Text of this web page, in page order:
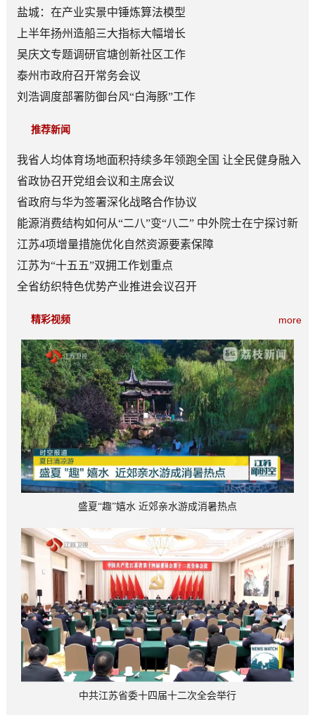
盐城：在产业实景中锤炼算法模型
上半年扬州造船三大指标大幅增长
吴庆文专题调研官塘创新社区工作
泰州市政府召开常务会议
刘浩调度部署防御台风“白海豚”工作
推荐新闻
我省人均体育场地面积持续多年领跑全国 让全民健身融入
日常成为风尚
省政协召开党组会议和主席会议
省政府与华为签署深化战略合作协议
能源消费结构如何从“二八”变“八二” 中外院士在宁探讨新
型能源体系建设
江苏4项增量措施优化自然资源要素保障
江苏为“十五五”双拥工作划重点
全省纺织特色优势产业推进会议召开
more
精彩视频
盛夏“趣”嬉水 近郊亲水游成消暑热点
中共江苏省委十四届十二次全会举行